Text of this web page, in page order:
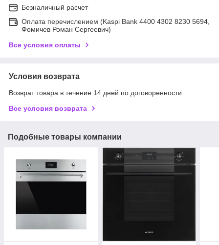
Безналичный расчет
Оплата перечислением (Kaspi Bank 4400 4302 8230 5694,
Фомичев Роман Сергеевич)
Все условия оплаты
Условия возврата
Возврат товара в течение 14 дней по договоренности
Все условия возврата
Подобные товары компании